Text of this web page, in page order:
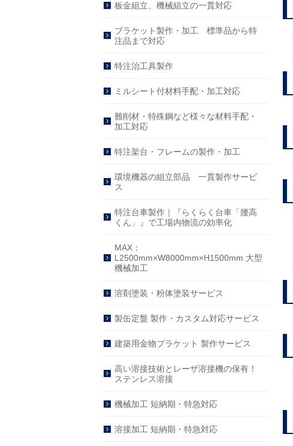
板金組立、機械組立の一貫対応
ブラケット製作・加工 標準品から特
注品まで対応
特注治工具製作
ミルシート付材料手配・加工対応
難削材・特殊鋼など様々な材料手配・
加工対応
特注架台・フレームの製作・加工
環境機器の組立部品 一貫製作サービ
ス
特注台車製作｜『らくらく台車「腰高
くん」』で工場内物流の効率化
MAX：
L2500mm×W8000mm×H1500mm 大型
機械加工
溶剤塗装・粉体塗装サービス
製缶定盤 製作・カスタム対応サービス
建築用金物ブラケット 製作サービス
高い溶接技術とレーザ溶接機の保有！
ステンレス溶接
機械加工 短納期・特急対応
溶接加工 短納期・特急対応